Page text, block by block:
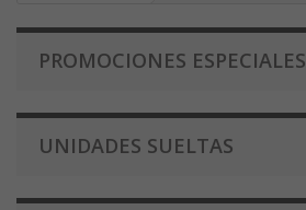
PROMOCIONES ESPECIALES
UNIDADES SUELTAS